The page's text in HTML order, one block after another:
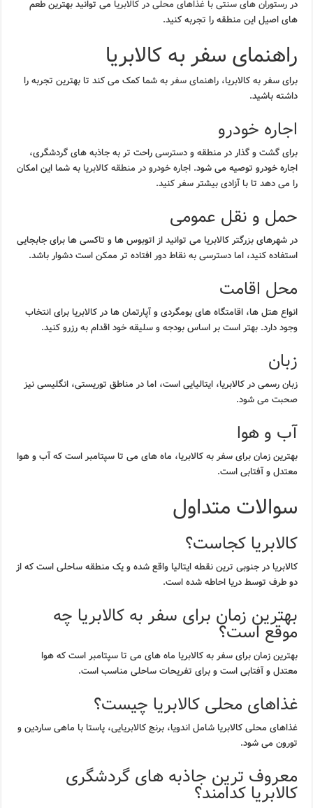
دررستوران های سنتی با غذاهای محلی در کالابریا می توانید بهترین طعم
های اصیل این منطقه را تجربه کنید.
راهنمای سفر به کالابریا
برای سفر به کالابریا،راهنمای سفربه شما کمک می کند تا بهترین تجربه را
داشته باشید.
اجاره خودرو
برای گشت و گذار در منطقه و دسترسی راحت تر به جاذبه های گردشگری،
اجاره خودرو توصیه می شود.اجاره خودرو در منطقه کالابریا به شما این امکان
را می دهد تا با آزادی بیشتر سفر کنید.
حمل و نقل عمومی
در شهرهای بزرگتر کالابریا می توانید از اتوبوس ها و تاکسی ها برای جابجایی
استفاده کنید، اما دسترسی به نقاط دور افتاده تر ممکن است دشوار باشد.
محل اقامت
انواع هتل ها، اقامتگاه های بومگردی و آپارتمان ها در کالابریا برای انتخاب
وجود دارد. بهتر است بر اساس بودجه و سلیقه خود اقدام به رزرو کنید.
زبان
زبان رسمی در کالابریا، ایتالیایی است، اما در مناطق توریستی، انگلیسی نیز
صحبت می شود.
آب و هوا
بهترین زمان برای سفر به کالابریا، ماه های می تا سپتامبر است که آب و هوا
معتدل و آفتابی است.
سوالات متداول
کالابریا کجاست؟
کالابریا در جنوبی ترین نقطه ایتالیا واقع شده و یک منطقه ساحلی است که از
دو طرف توسط دریا احاطه شده است.
بهترین زمان برای سفر به کالابریا چه
موقع است؟
بهترین زمان برای سفر به کالابریا ماه های می تا سپتامبر است که هوا
معتدل و آفتابی است و برای تفریحات ساحلی مناسب است.
غذاهای محلی کالابریا چیست؟
غذاهای محلی کالابریا شامل اندویا، برنج کالابریایی، پاستا با ماهی ساردین و
تورون می شود.
معروف ترین جاذبه های گردشگری
کالابریا کدامند؟